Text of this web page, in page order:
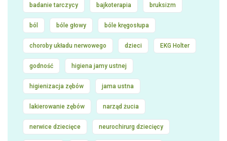
badanie tarczycy bajkoterapia bruksizm
ból bóle głowy bóle kręgosłupa
choroby układu nerwowego dzieci EKG Holter
godność higiena jamy ustnej
higienizacja zębów jama ustna
lakierowanie zębów narząd żucia
nerwice dziecięce neurochirurg dziecięcy